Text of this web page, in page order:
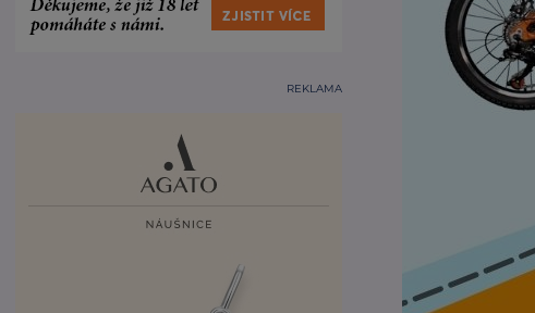
REKLAMA